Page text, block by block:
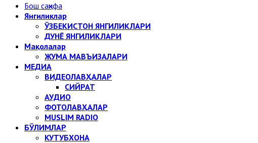
Бош саҳифа
Янгиликлар
ЎЗБЕКИСТОН ЯНГИЛИКЛАРИ
ДУНЁ ЯНГИЛИКЛАРИ
Мақолалар
ЖУМА МАВЪИЗАЛАРИ
МЕДИА
ВИДЕОЛАВҲАЛАР
СИЙРАТ
АУДИО
ФОТОЛАВҲАЛАР
MUSLIM RADIO
БЎЛИМЛАР
КУТУБХОНА